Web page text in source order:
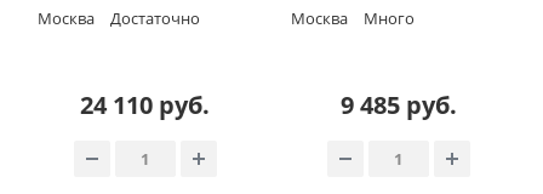
Москва Достаточно
24 110 руб.
Москва Много
9 485 руб.